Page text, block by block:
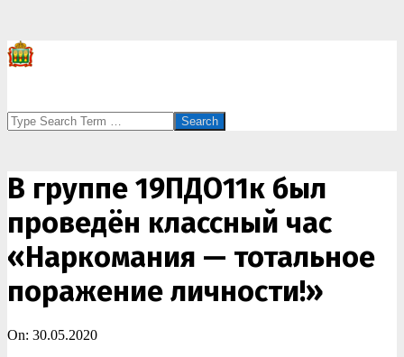
Search
В группе 19ПДО11к был
проведён классный час
«Наркомания — тотальное
поражение личности!»
On: 30.05.2020